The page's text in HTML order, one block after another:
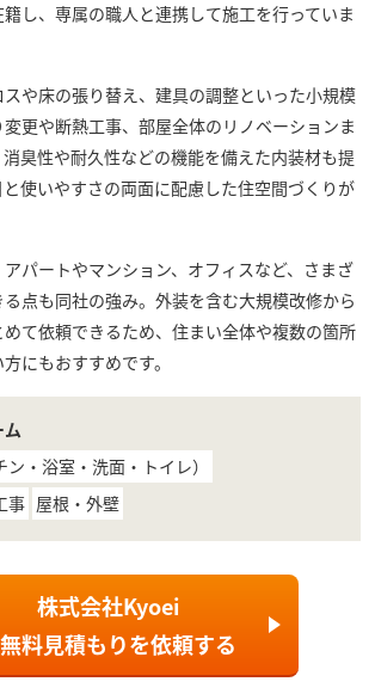
し、専属の職人と連携して施工を行っていま
や床の張り替え、建具の調整といった小規模
更や断熱工事、部屋全体のリノベーションま
臭性や耐久性などの機能を備えた内装材も提
使いやすさの両面に配慮した住空間づくりが
パートやマンション、オフィスなど、さまざ
点も同社の強み。外装を含む大規模改修から
て依頼できるため、住まい全体や複数の箇所
にもおすすめです。
・浴室・洗面・トイレ）
事 屋根・外壁
株式会社Kyoei
無料見積もりを依頼する